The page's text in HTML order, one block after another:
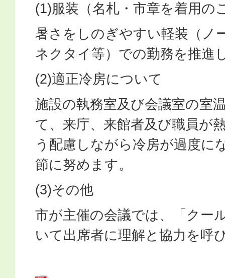
(1)服装（名札・市章を着用の
暑さをしのぎやすい軽装（ノ
ネクタイ等）での勤務を推進
(2)適正冷房について
施設の執務室及び会議室の室
て、来庁、来館者及び職員が
う配慮しながら冷房が過度に
節に努めます。
(3)その他
市が主催の会議では、「クー
いて出席者に理解と協力を呼